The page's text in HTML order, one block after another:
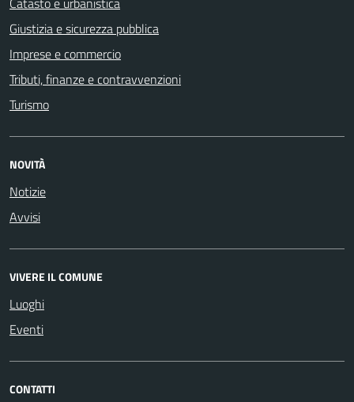
Giustizia e sicurezza pubblica
Imprese e commercio
Tributi, finanze e contravvenzioni
Turismo
NOVITÀ
Notizie
Avvisi
VIVERE IL COMUNE
Luoghi
Eventi
CONTATTI